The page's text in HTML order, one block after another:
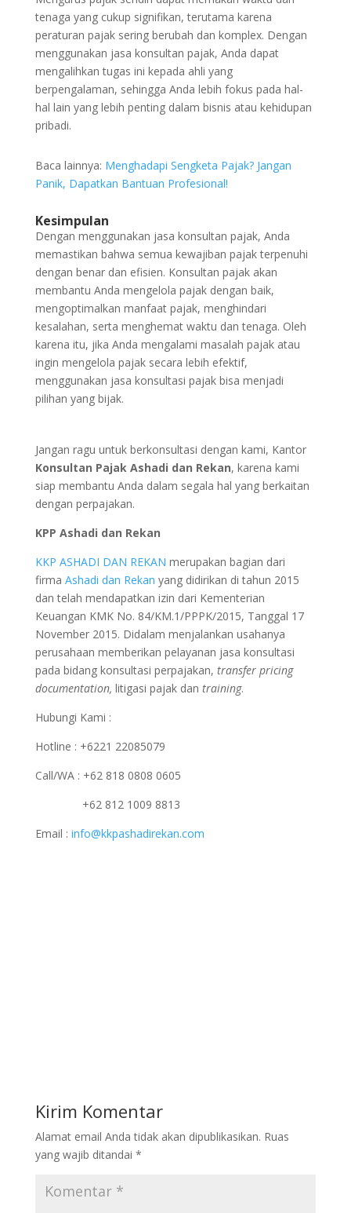
tenaga yang cukup signifikan, terutama karena
peraturan pajak sering berubah dan komplex. Dengan
menggunakan jasa konsultan pajak, Anda dapat
mengalihkan tugas ini kepada ahli yang
berpengalaman, sehingga Anda lebih fokus pada hal-
hal lain yang lebih penting dalam bisnis atau kehidupan
pribadi.
Baca lainnya: Menghadapi Sengketa Pajak? Jangan
Panik, Dapatkan Bantuan Profesional!
Kesimpulan
Dengan menggunakan jasa konsultan pajak, Anda
memastikan bahwa semua kewajiban pajak terpenuhi
dengan benar dan efisien. Konsultan pajak akan
membantu Anda mengelola pajak dengan baik,
mengoptimalkan manfaat pajak, menghindari
kesalahan, serta menghemat waktu dan tenaga. Oleh
karena itu, jika Anda mengalami masalah pajak atau
ingin mengelola pajak secara lebih efektif,
menggunakan jasa konsultasi pajak bisa menjadi
pilihan yang bijak.
Jangan ragu untuk berkonsultasi dengan kami, Kantor
Konsultan Pajak Ashadi dan Rekan, karena kami
siap membantu Anda dalam segala hal yang berkaitan
dengan perpajakan.
KPP Ashadi dan Rekan
KKP ASHADI DAN REKAN merupakan bagian dari
firma Ashadi dan Rekan yang didirikan di tahun 2015
dan telah mendapatkan izin dari Kementerian
Keuangan KMK No. 84/KM.1/PPPK/2015, Tanggal 17
November 2015. Didalam menjalankan usahanya
perusahaan memberikan pelayanan jasa konsultasi
pada bidang konsultasi perpajakan, transfer pricing
documentation, litigasi pajak dan training.
Hubungi Kami :
Hotline : +6221 22085079
Call/WA : +62 818 0808 0605
+62 812 1009 8813
Email : info@kkpashadirekan.com
Kirim Komentar
Alamat email Anda tidak akan dipublikasikan. Ruas
yang wajib ditandai *